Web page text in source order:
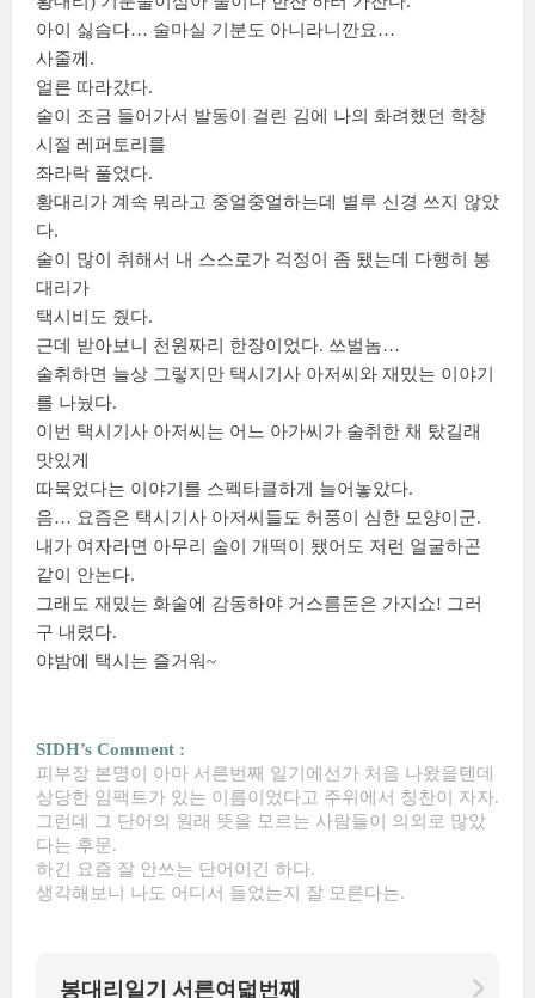
아이 싫슴다… 술마실 기분도 아니라니깐요…
사줄께.
얼른 따라갔다.
술이 조금 들어가서 발동이 걸린 김에 나의 화려했던 학창
시절 레퍼토리를
좌라락 풀었다.
황대리가 계속 뭐라고 중얼중얼하는데 별루 신경 쓰지 않았
다.
술이 많이 취해서 내 스스로가 걱정이 좀 됐는데 다행히 봉
대리가
택시비도 줬다.
근데 받아보니 천원짜리 한장이었다. 쓰벌놈…
술취하면 늘상 그렇지만 택시기사 아저씨와 재밌는 이야기
를 나눴다.
이번 택시기사 아저씨는 어느 아가씨가 술취한 채 탔길래
맛있게
따묵었다는 이야기를 스펙타클하게 늘어놓았다.
음… 요즘은 택시기사 아저씨들도 허풍이 심한 모양이군.
내가 여자라면 아무리 술이 개떡이 됐어도 저런 얼굴하곤
같이 안논다.
그래도 재밌는 화술에 감동하야 거스름돈은 가지쇼! 그러
구 내렸다.
야밤에 택시는 즐거워~
SIDH’s Comment :
피부장 본명이 아마 서른번째 일기에선가 처음 나왔을텐데
상당한 임팩트가 있는 이름이었다고 주위에서 칭찬이 자자.
그런데 그 단어의 원래 뜻을 모르는 사람들이 의외로 많았
다는 후문.
하긴 요즘 잘 안쓰는 단어이긴 하다.
생각해보니 나도 어디서 들었는지 잘 모른다는.
봉대리일기 서른여덟번째